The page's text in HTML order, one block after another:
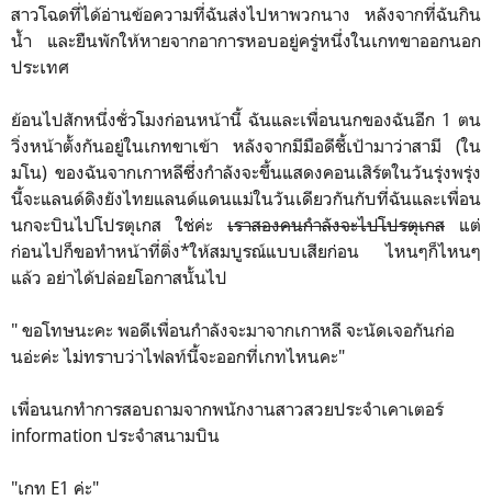
สาวโฉดที่ได้อ่านข้อความที่ฉันส่งไปหาพวกนาง หลังจากที่ฉันกิน
น้ำ และยืนพักให้หายจากอาการหอบอยู่ครู่หนึ่งในเกทขาออกนอก
ประเทศ
ย้อนไปสักหนึ่งชั่วโมงก่อนหน้านี้ ฉันและเพื่อนนกของฉันอีก 1 ตน
วิ่งหน้าตั้งกันอยู่ในเกทขาเข้า หลังจากมีมือดีชี้เป้ามาว่าสามี (ใน
มโน) ของฉันจากเกาหลีซึ่งกำลังจะขึ้นแสดงคอนเสิร์ตในวันรุ่งพรุ่ง
นี้จะแลนด์ดิงยังไทยแลนด์แดนแม่ในวันเดียวกันกับที่ฉันและเพื่อน
นกจะบินไปโปรตุเกส ใช่ค่ะ เราสองคนกำลังจะไปโปรตุเกส แต่
ก่อนไปก็ขอทำหน้าที่ติ่ง*ให้สมบูรณ์แบบเสียก่อน ไหนๆก็ไหนๆ
แล้ว อย่าได้ปล่อยโอกาสนั้นไป
" ขอโทษนะคะ พอดีเพื่อนกำลังจะมาจากเกาหลี จะนัดเจอกันก่อ
นอ่ะค่ะ ไม่ทราบว่าไฟลท์นี้จะออกที่เกทไหนคะ"
เพื่อนนกทำการสอบถามจากพนักงานสาวสวยประจำเคาเตอร์
information ประจำสนามบิน
"เกท E1 ค่ะ"